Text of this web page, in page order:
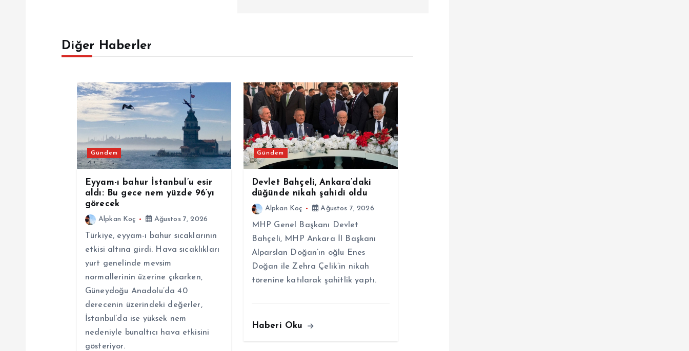
Diğer Haberler
Gündem
Eyyam-ı bahur İstanbul’u esir
aldı: Bu gece nem yüzde 96’yı
görecek
Alpkan Koç Ağustos 7, 2026
Türkiye, eyyam-ı bahur sıcaklarının
etkisi altına girdi. Hava sıcaklıkları
yurt genelinde mevsim
normallerinin üzerine çıkarken,
Güneydoğu Anadolu’da 40
derecenin üzerindeki değerler,
İstanbul’da ise yüksek nem
nedeniyle bunaltıcı hava etkisini
gösteriyor.
Gündem
Devlet Bahçeli, Ankara’daki
düğünde nikah şahidi oldu
Alpkan Koç Ağustos 7, 2026
MHP Genel Başkanı Devlet
Bahçeli, MHP Ankara İl Başkanı
Alparslan Doğan’ın oğlu Enes
Doğan ile Zehra Çelik’in nikah
törenine katılarak şahitlik yaptı.
Haberi Oku